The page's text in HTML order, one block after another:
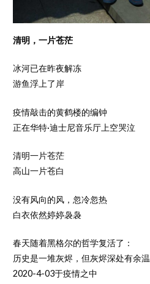
清明，一片苍茫
冰河已在昨夜解冻
游鱼浮上了岸
疫情敲击的黄鹤楼的编钟
正在华特·迪士尼音乐厅上空哭泣
清明一片苍茫
高山一片苍白
没有风向的风，忽冷忽热
白衣依然婷婷袅袅
春天随着黑格尔的哲学复活了：
历史是一堆灰烬，但灰烬深处有余温
2020-4-03于疫情之中